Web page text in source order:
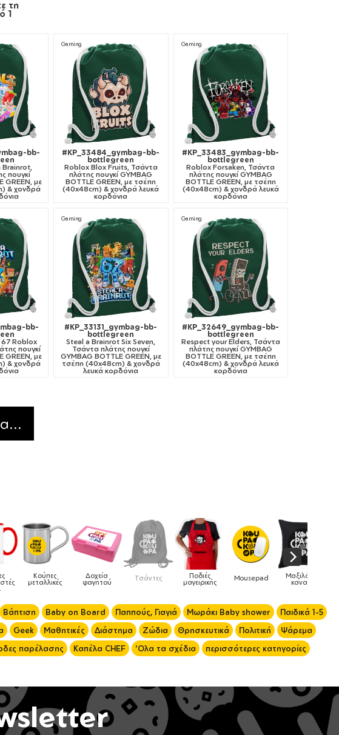
τη
1
bb-
πουγκί
GREEN, με
& χονδρά
Gaming
#KP_33484_gymbag-bb-
bottlegreen
Roblox Blox Fruits, Τσάντα
πλάτης πουγκί GYMBAG
BOTTLE GREEN, με τσέπη
(40x48cm) & χονδρά λευκά
κορδόνια
Gaming
#KP_33483_gymbag-bb-
bottlegreen
Roblox Forsaken, Τσάντα
πλάτης πουγκί GYMBAG
BOTTLE GREEN, με τσέπη
(40x48cm) & χονδρά λευκά
κορδόνια
bb-
Roblox
πουγκί
GREEN, με
& χονδρά
Gaming
#KP_33131_gymbag-bb-
bottlegreen
Steal a Brainrot Six Seven,
Τσάντα πλάτης πουγκί
GYMBAG BOTTLE GREEN, με
τσέπη (40x48cm) & χονδρά
λευκά κορδόνια
Gaming
#KP_32649_gymbag-bb-
bottlegreen
Respect your Elders, Τσάντα
πλάτης πουγκί GYMBAG
BOTTLE GREEN, με τσέπη
(40x48cm) & χονδρά λευκά
κορδόνια
Δοχεία Τσάντες Ποδιές
μαγειρικής Mousepad Μαξιλάρια
καναπέ Phone Holders
Βάπτιση Baby on Board Παππούς, Γιαγιά Μωράκι Baby shower
Παιδικά 1-5
Geek Μαθητικές Διάστημα Ζώδια Θρησκευτικά Πολιτική
Ψάρεμα
παρέλασης Καπέλα CHEF 'Ολα τα σχέδια περισσότερες κατηγορίες